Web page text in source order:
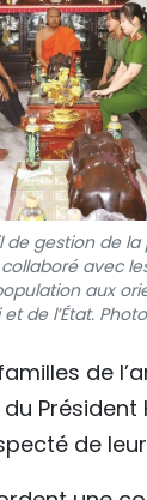
de gestion de
avec
aux
de l’État.
de
Président
de